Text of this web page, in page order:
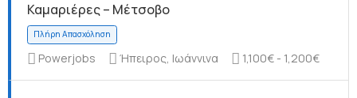
Καμαριέρες – Μέτσοβο
Powerjobs Ήπειρος, Ιωάννινα 1,100€ - 1,200€